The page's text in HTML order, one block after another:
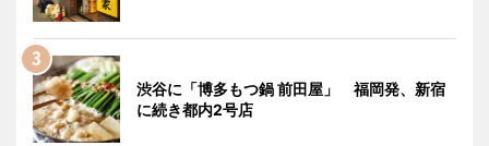
渋谷に「博多もつ鍋 前田屋」 福岡発、新宿
に続き都内2号店